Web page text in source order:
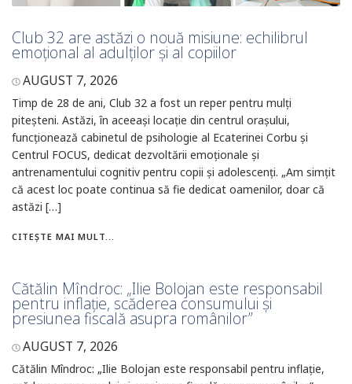
Club 32 are astăzi o nouă misiune: echilibrul
emoțional al adulților și al copiilor
AUGUST 7, 2026
Timp de 28 de ani, Club 32 a fost un reper pentru mulți
piteșteni. Astăzi, în aceeași locație din centrul orașului,
funcționează cabinetul de psihologie al Ecaterinei Corbu și
Centrul FOCUS, dedicat dezvoltării emoționale și
antrenamentului cognitiv pentru copii și adolescenți. „Am simțit
că acest loc poate continua să fie dedicat oamenilor, doar că
astăzi […]
CITEȘTE MAI MULT...
Cătălin Mîndroc: „Ilie Bolojan este responsabil
pentru inflație, scăderea consumului și
presiunea fiscală asupra românilor”
AUGUST 7, 2026
Cătălin Mîndroc: „Ilie Bolojan este responsabil pentru inflație,